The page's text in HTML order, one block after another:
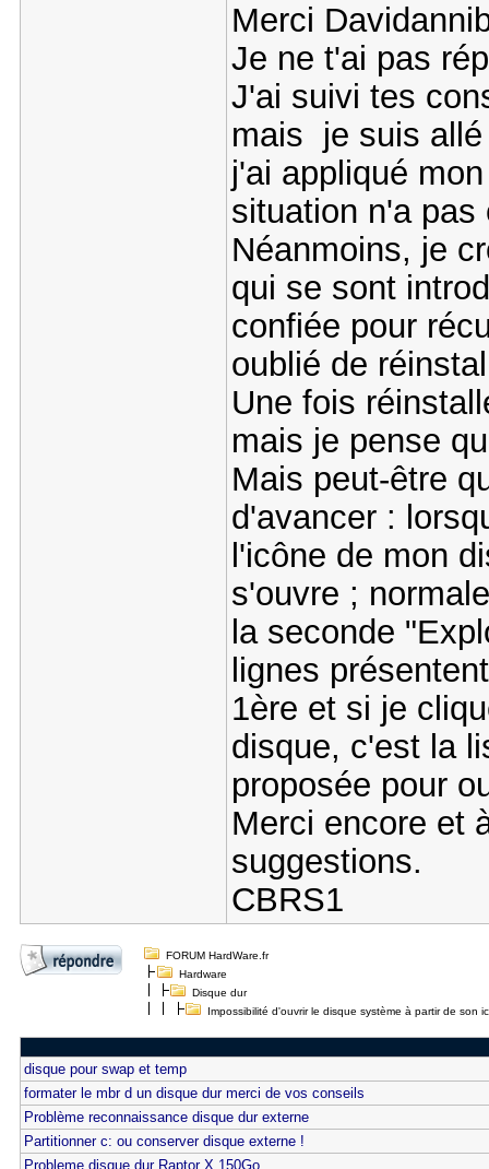
Merci
Je ne t'ai pas
J'ai suivi tes
mais je suis allé
j'ai appliqué
situation n'a pas
Néanmoins, je
qui se sont
confiée pour
oublié de
Une fois
mais je pense
Mais peut-être
d'avancer :
l'icône de mon
s'ouvre ;
la seconde
lignes
1ère et si je
disque, c'est la
proposée pour
Merci encore et
suggestions.
CBRS1
FORUM HardWare.fr
Hardware
Disque dur
Impossibilité d'ouvrir le disque système à partir de son
disque pour swap et temp
formater le mbr d un disque dur merci de vos conseils
Problème reconnaissance disque dur externe
Partitionner c: ou conserver disque externe !
Probleme disque dur Raptor X 150Go